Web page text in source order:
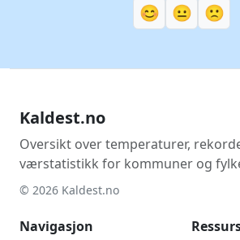
😊 😐 🙁
Kaldest.no
Oversikt over temperaturer,
værstatistikk for kommuner og
© 2026 Kaldest.no
Navigasjon